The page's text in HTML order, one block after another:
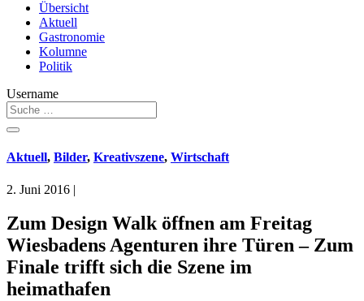
Übersicht
Aktuell
Gastronomie
Kolumne
Politik
Username
Aktuell, Bilder, Kreativszene, Wirtschaft
2. Juni 2016 |
Zum Design Walk öffnen am Freitag
Wiesbadens Agenturen ihre Türen – Zum
Finale trifft sich die Szene im
heimathafen